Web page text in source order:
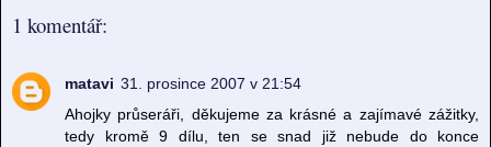
1 komentář:
matavi 31. prosince 2007 v 21:54
Ahojky průseráři, děkujeme za krásné a zajímavé zážitky,
tedy kromě 9 dílu, ten se snad již nebude do konce